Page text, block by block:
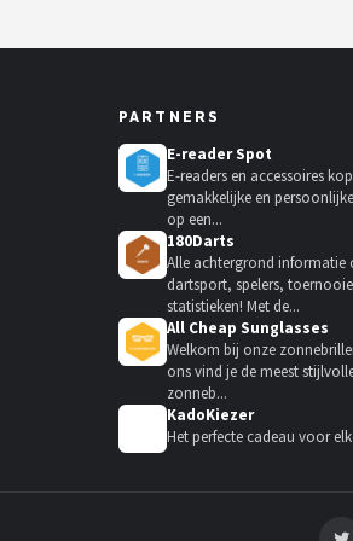
PARTNERS
E-reader Spot
E-readers en accessoires
gemakkelijke en
op een...
180Darts
Alle achtergrond informatie
dartsport, spelers,
statistieken! Met de...
All Cheap Sunglasses
Welkom bij onze
ons vind je de meest
zonneb...
KadoKiezer
Het perfecte cadeau voor